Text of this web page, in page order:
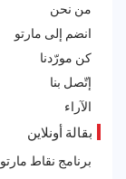
من نحن
انضم إلى مارتو
كن مورّدنا
إتّصل بنا
الآراء
بقالة أونلاين
برنامج نقاط مارتو